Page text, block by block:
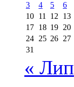
3
4 5 6
10 11 12 13
17 18 19 20
24 25 26 27
31
« Лип